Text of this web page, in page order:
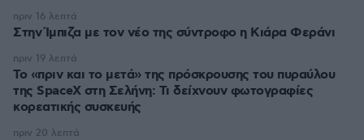
Στην Ίμπιζα με τον νέο της σύντροφο η Κιάρα Φεράνι
πριν 16 λεπτά
Το «πριν και το μετά» της πρόσκρουσης του πυραύλου
της SpaceX στη Σελήνη: Τι δείχνουν φωτογραφίες
κορεατικής συσκευής
πριν 19 λεπτά
πριν 20 λεπτά